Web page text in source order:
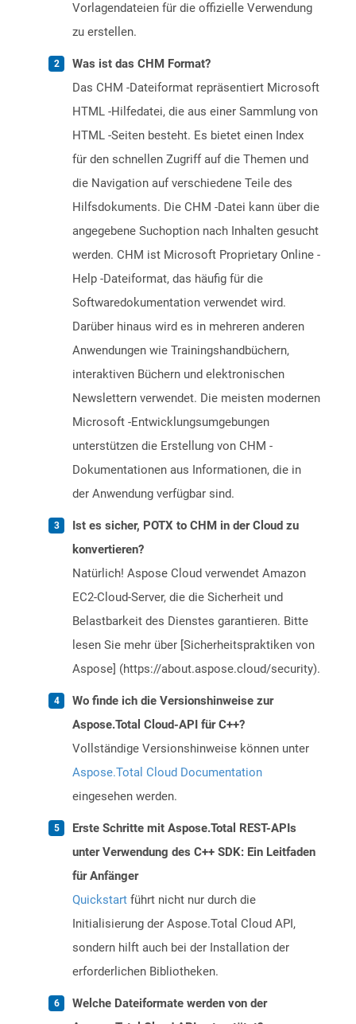
Vorlagendateien für die offizielle Verwendung
zu erstellen.
Was ist das CHM Format?
Das CHM -Dateiformat repräsentiert Microsoft
HTML -Hilfedatei, die aus einer Sammlung von
HTML -Seiten besteht. Es bietet einen Index
für den schnellen Zugriff auf die Themen und
die Navigation auf verschiedene Teile des
Hilfsdokuments. Die CHM -Datei kann über die
angegebene Suchoption nach Inhalten gesucht
werden. CHM ist Microsoft Proprietary Online -
Help -Dateiformat, das häufig für die
Softwaredokumentation verwendet wird.
Darüber hinaus wird es in mehreren anderen
Anwendungen wie Trainingshandbüchern,
interaktiven Büchern und elektronischen
Newslettern verwendet. Die meisten modernen
Microsoft -Entwicklungsumgebungen
unterstützen die Erstellung von CHM -
Dokumentationen aus Informationen, die in
der Anwendung verfügbar sind.
Ist es sicher, POTX to CHM in der Cloud zu
konvertieren?
Natürlich! Aspose Cloud verwendet Amazon
EC2-Cloud-Server, die die Sicherheit und
Belastbarkeit des Dienstes garantieren. Bitte
lesen Sie mehr über [Sicherheitspraktiken von
Aspose] (https://about.aspose.cloud/security).
Wo finde ich die Versionshinweise zur
Aspose.Total Cloud-API für C++?
Vollständige Versionshinweise können unter
Aspose.Total Cloud Documentation
eingesehen werden.
Erste Schritte mit Aspose.Total REST-APIs
unter Verwendung des C++ SDK: Ein Leitfaden
für Anfänger
Quickstart führt nicht nur durch die
Initialisierung der Aspose.Total Cloud API,
sondern hilft auch bei der Installation der
erforderlichen Bibliotheken.
Welche Dateiformate werden von der